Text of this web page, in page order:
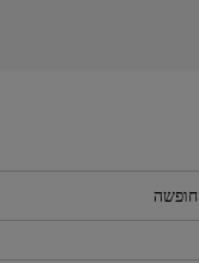
חופשה